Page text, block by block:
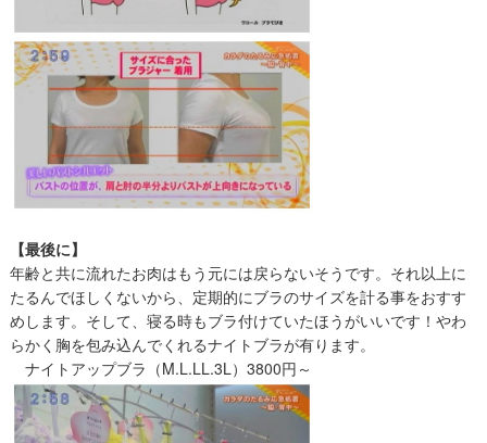
【最後に】
年齢と共に流れたお肉はもう元には戻らないそうです。それ以上に
たるんでほしくないから、定期的にブラのサイズを計る事をおすす
めします。そして、寝る時もブラ付けていたほうがいいです！やわ
らかく胸を包み込んでくれるナイトブラが有ります。
ナイトアップブラ（M.L.LL.3L）3800円～